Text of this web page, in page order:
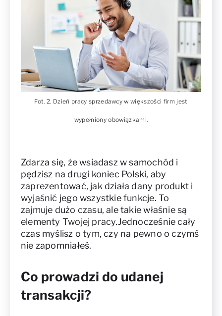
Fot. 2. Dzień pracy sprzedawcy w większości firm jest
wypełniony obowiązkami.
Zdarza się, że wsiadasz w samochód i
pędzisz na drugi koniec Polski, aby
zaprezentować, jak działa dany produkt i
wyjaśnić jego wszystkie funkcje. To
zajmuje dużo czasu, ale takie właśnie są
elementy Twojej pracy.Jednocześnie cały
czas myślisz o tym, czy na pewno o czymś
nie zapomniałeś.
Co prowadzi do udanej
transakcji?